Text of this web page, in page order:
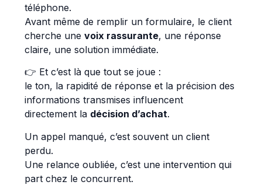
téléphone.
Avant même de remplir un formulaire, le client
cherche une voix rassurante, une réponse
claire, une solution immédiate.
👉 Et c’est là que tout se joue :
le ton, la rapidité de réponse et la précision des
informations transmises influencent
directement la décision d’achat.
Un appel manqué, c’est souvent un client
perdu.
Une relance oubliée, c’est une intervention qui
part chez le concurrent.